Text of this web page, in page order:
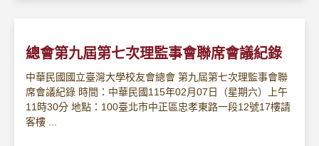
總會第九屆第七次理監事會聯席會議紀錄
中華民國國立臺灣大學校友會總會 第九屆第七次理監事會聯
席會議紀錄 時間：中華民國115年02月07日（星期六）上午
11時30分 地點：100臺北市中正區忠孝東路一段12號17樓請
客樓 ...